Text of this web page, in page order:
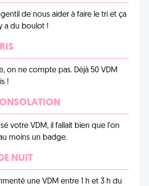
de nous aider à faire le tri et ça
a du boulot !
on ne compte pas. Déjà 50 VDM
!
votre VDM, il fallait bien que l'on
moins un badge.
NUIT
une VDM entre 1 h et 3 h du